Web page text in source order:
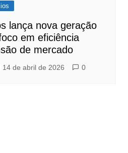
lança nova geração
em eficiência
de mercado
14 de abril de 2026 0